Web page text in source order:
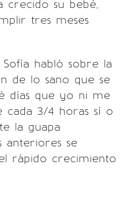
crecido su bebé,
tres meses
habló sobre la
de lo sano que se
días que yo ni me
cada 3/4 horas sí o
la guapa
anteriores se
rápido crecimiento